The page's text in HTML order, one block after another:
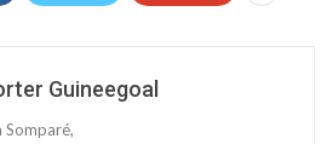
Guineegoal
Somparé,